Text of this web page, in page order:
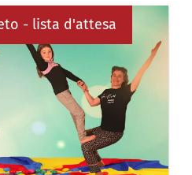
- lista d'attesa